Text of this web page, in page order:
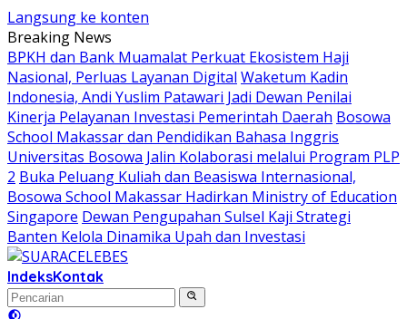
Langsung ke konten
Breaking News
BPKH dan Bank Muamalat Perkuat Ekosistem Haji
Nasional, Perluas Layanan Digital Waketum Kadin
Indonesia, Andi Yuslim Patawari Jadi Dewan Penilai
Kinerja Pelayanan Investasi Pemerintah Daerah Bosowa
School Makassar dan Pendidikan Bahasa Inggris
Universitas Bosowa Jalin Kolaborasi melalui Program PLP
2 Buka Peluang Kuliah dan Beasiswa Internasional,
Bosowa School Makassar Hadirkan Ministry of Education
Singapore Dewan Pengupahan Sulsel Kaji Strategi
Banten Kelola Dinamika Upah dan Investasi
IndeksKontak